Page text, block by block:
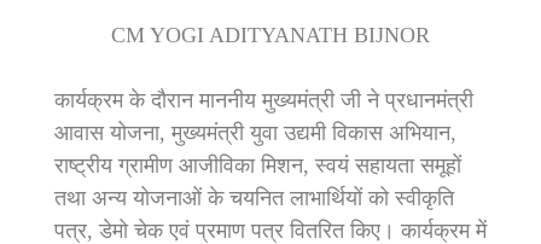
CM YOGI ADITYANATH BIJNOR
कार्यक्रम के दौरान माननीय मुख्यमंत्री जी ने प्रधानमंत्री
आवास योजना, मुख्यमंत्री युवा उद्यमी विकास अभियान,
राष्ट्रीय ग्रामीण आजीविका मिशन, स्वयं सहायता समूहों
तथा अन्य योजनाओं के चयनित लाभार्थियों को स्वीकृति
पत्र, डेमो चेक एवं प्रमाण पत्र वितरित किए। कार्यक्रम में